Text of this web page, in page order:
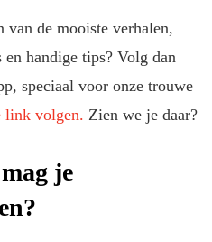
van de mooiste verhalen,
handige tips? Volg dan
speciaal voor onze trouwe
link volgen. Zien we je daar?
je